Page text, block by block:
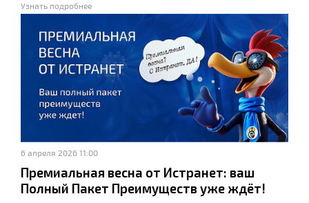
Узнать подробнее
6 апреля 2026 11:00
Премиальная весна от Истранет: ваш
Полный Пакет Преимуществ уже ждёт!